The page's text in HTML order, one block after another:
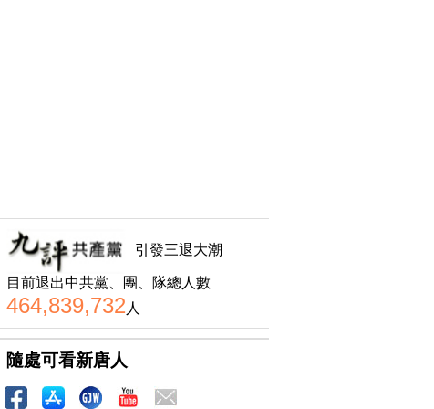
引發三退大潮
目前退出中共黨、團、隊總人數
464,839,732 人
隨處可看新唐人